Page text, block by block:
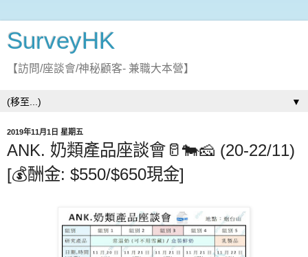
SurveyHK
【訪問/座談會/神秘顧客- 兼職大本營】
▼
2019年11月1日 星期五
ANK. 奶類產品座談會🥛🐄🧀 (20-22/11)
[💰酬金: $550/$650現金]